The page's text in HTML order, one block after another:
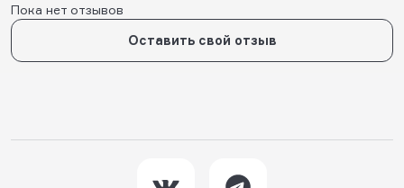
Пока нет отзывов
Оставить свой отзыв